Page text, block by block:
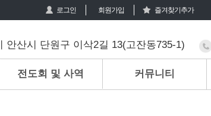
로그인 회원가입 즐겨찾기추가
안산시 단원구 이삭2길 13(고잔동735-1)
전도회 및 사역 커뮤니티